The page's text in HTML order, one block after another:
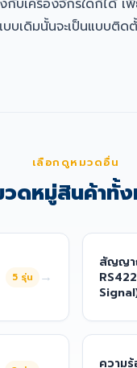
เครื่องจักรใดก็ได้ เพี
เดิมนั้นจะเป็นแบบติด
เลือกดูหมวดอื่น
ดหมู่สินค้าทั้
5 รุ่น →
สัญญา
ความ